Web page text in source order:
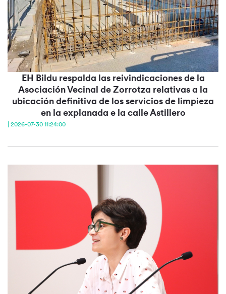
EH Bildu respalda las reivindicaciones de la
Asociación Vecinal de Zorrotza relativas a la
ubicación definitiva de los servicios de limpieza
en la explanada e la calle Astillero
| 2026-07-30 11:24:00